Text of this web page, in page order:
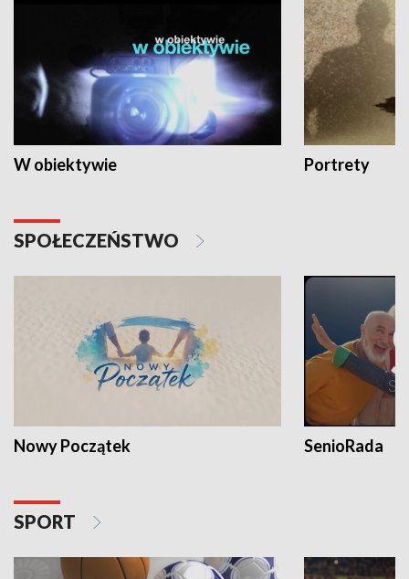
W obiektywie Portrety
SPOŁECZEŃSTWO
Nowy Początek SenioRada
SPORT